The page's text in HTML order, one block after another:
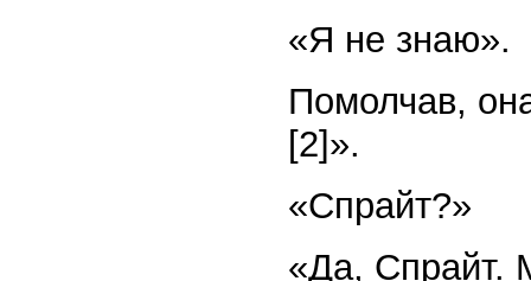
«Я не знаю».
Помолчав,
[2]».
«Спрайт?»
«Да, Спрайт.